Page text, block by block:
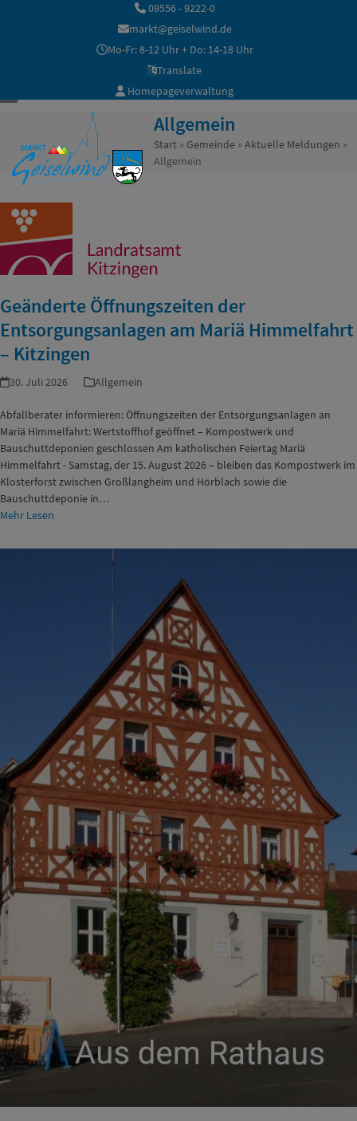
09556 - 9222-0
markt@geiselwind.de
Mo-Fr: 8-12 Uhr + Do: 14-18 Uhr
Translate
Homepageverwaltung
mobile
menu
mobile
menu
Allgemein
Start» Gemeinde»Aktuelle Meldungen »
Allgemein
Geänderte Öffnungszeiten der
Entsorgungsanlagen am Mariä Himmelfahrt
– Kitzingen
30. Juli 2026 Allgemein
Abfallberater informieren: Öffnungszeiten der Entsorgungsanlagen an
Mariä Himmelfahrt: Wertstoffhof geöffnet – Kompostwerk und
Bauschuttdeponien geschlossen Am katholischen Feiertag Mariä
Himmelfahrt - Samstag, der 15. August 2026 – bleiben das Kompostwerk im
Klosterforst zwischen Großlangheim und Hörblach sowie die
Bauschuttdeponie in…
Mehr Lesen